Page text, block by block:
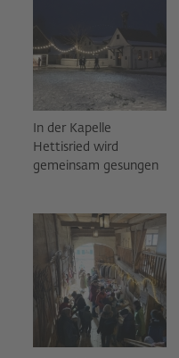
In der Kapelle
Hettisried wird
gemeinsam gesungen